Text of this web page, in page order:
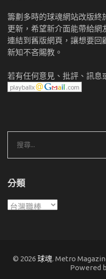
籌劃多時的球魂網站改版終
更新，希望新介面能帶給網
連結到舊版網頁，讓想要回
新知不吝賜教。
若有任何意見、批評、訊息
搜
鍵
分類
分
© 2026 球魂. Metro
Powered